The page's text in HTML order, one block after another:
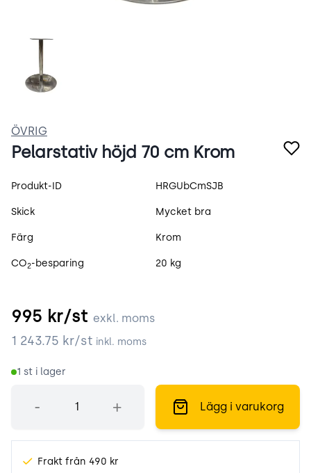
h_CPydjtMjZJ.webp
ÖVRIG
Pelarstativ höjd 70 cm Krom
Produktspecifikation
Produkt-ID HRGUbCmSJB
Skick Mycket bra
Färg Krom
CO2-besparing 20 kg
995 kr/st exkl. moms
1 243.75 kr/st inkl. moms
1 st i lager
- + Lägg i varukorg
Frakt från 490 kr